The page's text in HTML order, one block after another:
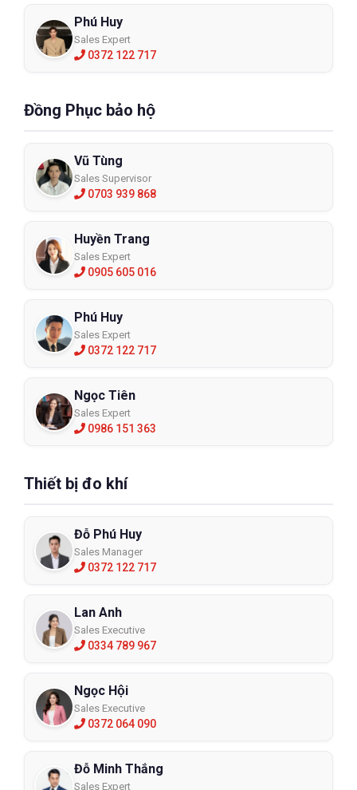
Phú Huy
Sales Expert
0372 122 717
Đồng Phục bảo hộ
Vũ Tùng
Sales Supervisor
0703 939 868
Huyền Trang
Sales Expert
0905 605 016
Phú Huy
Sales Expert
0372 122 717
Ngọc Tiên
Sales Expert
0986 151 363
Thiết bị đo khí
Đỗ Phú Huy
Sales Manager
0372 122 717
Lan Anh
Sales Executive
0334 789 967
Ngọc Hội
Sales Executive
0372 064 090
Đỗ Minh Thắng
Sales Expert